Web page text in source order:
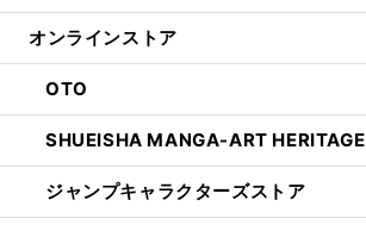
オンラインストア
OTO
SHUEISHA MANGA-ART HERITAGE
ジャンプキャラクターズストア